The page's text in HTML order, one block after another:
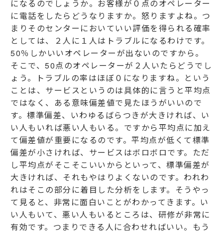
になるのでしょうか。お客様が０点のオペレーター
に電話をしたらどうなりますか。怒りますよね。つ
まりそのセンターにおいていい評価を得られる確率
としては、２人に１人はトラブルになるわけです。
50％しかいいオペレーターが出ないのですから。
そこで、50点のオペレーターが２人いたらどうでし
ょう。トラブルの率はほぼ０になりますね。という
ことは、サービスというのは具体的に言うと平均点
ではなく、ある意味偏差値で見たほうがいいので
す。標準偏差、いわゆるばらつきが大きければ、い
い人もいれば悪い人もいる。ですから平均点に加え
て偏差値が重要になるのです。平均点が低くて標準
偏差が小さければ、サービスはボロボロです。ただ
し平均点がそこそこいいからといって、標準偏差が
大きければ、それもやはりよくないのです。われわ
れはそこの部分に着目した分析をします。そうやっ
て見ると、非常に面白いことがわかってきます。い
い人もいて、悪い人もいるところは、研修が非常に
有効です。つまりできる人に合わせればいい。もう